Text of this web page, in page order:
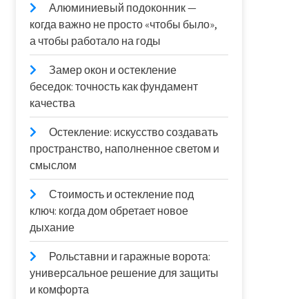
Алюминиевый подоконник —
когда важно не просто «чтобы было»,
а чтобы работало на годы
Замер окон и остекление
беседок: точность как фундамент
качества
Остекление: искусство создавать
пространство, наполненное светом и
смыслом
Стоимость и остекление под
ключ: когда дом обретает новое
дыхание
Рольставни и гаражные ворота:
универсальное решение для защиты
и комфорта